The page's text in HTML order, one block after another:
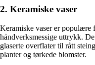
2. Keramiske vaser
Keramiske vaser er populære
håndverksmessige uttrykk.
glaserte overflater til rått
planter og tørkede blomster.